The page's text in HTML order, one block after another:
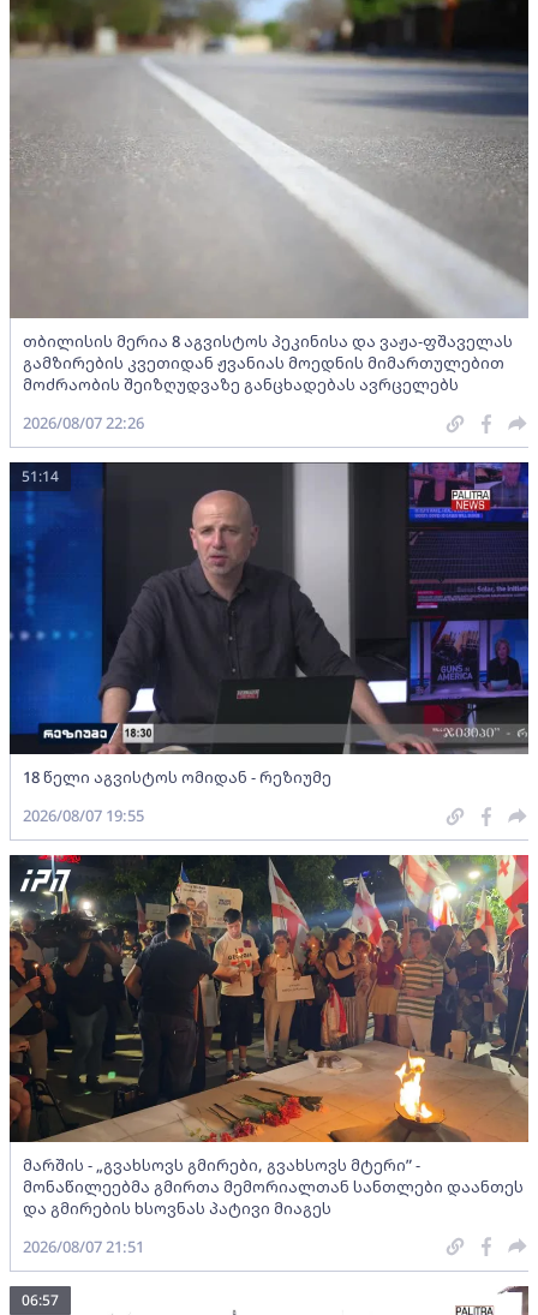
თბილისის მერია 8 აგვისტოს პეკინისა და ვაჟა-ფშაველას
გამზირების კვეთიდან ჟვანიას მოედნის მიმართულებით
მოძრაობის შეიზღუდვაზე განცხადებას ავრცელებს
2026/08/07 22:26
18 წელი აგვისტოს ომიდან - რეზიუმე
51:14
2026/08/07 19:55
მარშის - „გვახსოვს გმირები, გვახსოვს მტერი” -
მონაწილეებმა გმირთა მემორიალთან სანთლები დაანთეს
და გმირების ხსოვნას პატივი მიაგეს
2026/08/07 21:51
06:57